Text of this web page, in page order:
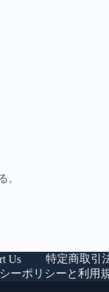
。
Us
特定商取引
ーポリシーと利用